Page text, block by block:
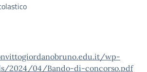
wp-
2024/04/Bando-di-concorso.pdf